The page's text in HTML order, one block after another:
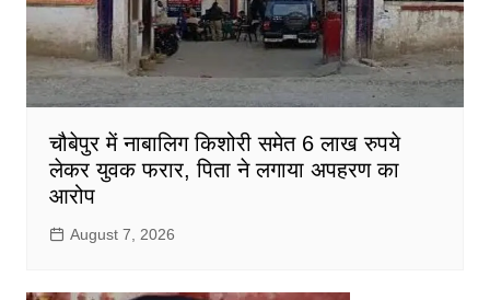
चौबेपुर में नाबालिग किशोरी समेत 6 लाख रुपये
लेकर युवक फरार, पिता ने लगाया अपहरण का
आरोप
August 7, 2026